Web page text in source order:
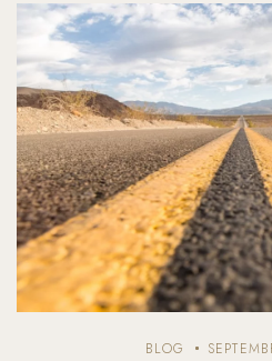
BLOG